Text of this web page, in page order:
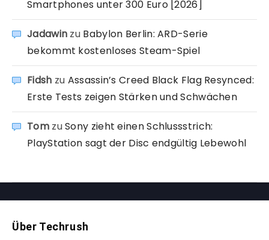
Smartphones unter 300 Euro [2026]
Jadawin zu Babylon Berlin: ARD-Serie
bekommt kostenloses Steam-Spiel
Fidsh zu Assassin’s Creed Black Flag Resynced:
Erste Tests zeigen Stärken und Schwächen
TomzuSony zieht einen Schlussstrich:
PlayStation sagt der Disc endgültig Lebewohl
Über Techrush